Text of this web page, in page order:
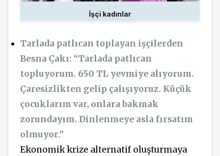
İşçi kadınlar
Tarlada patlıcan toplayan işçilerden
Besna Çakı: “Tarlada patlıcan
topluyorum. 650 TL yevmiye alıyorum.
Çaresizlikten gelip çalışıyoruz. Küçük
çocuklarım var, onlara bakmak
zorundayım. Dinlenmeye asla fırsatım
olmuyor.”
Ekonomik krize alternatif oluşturmaya